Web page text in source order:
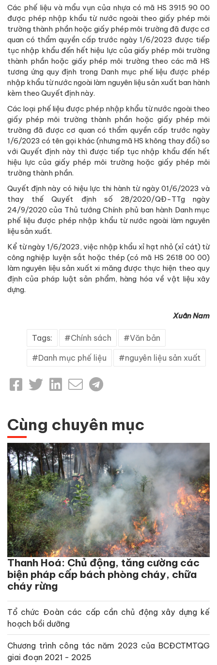
Các phế liệu và mẩu vụn của nhựa có mã HS 3915 90 00
được phép nhập khẩu từ nước ngoài theo giấy phép môi
trường thành phần hoặc giấy phép môi trường đã được cơ
quan có thẩm quyền cấp trước ngày 1/6/2023 được tiếp
tục nhập khẩu đến hết hiệu lực của giấy phép môi trường
thành phần hoặc giấy phép môi trường theo các mã HS
tương ứng quy định trong Danh mục phế liệu được phép
nhập khẩu từ nước ngoài làm nguyên liệu sản xuất ban hành
kèm theo Quyết định này.
Các loại phế liệu được phép nhập khẩu từ nước ngoài theo
giấy phép môi trường thành phần hoặc giấy phép môi
trường đã được cơ quan có thẩm quyền cấp trước ngày
1/6/2023 có tên gọi khác (nhưng mã HS không thay đổi) so
với Quyết định này thì được tiếp tục nhập khẩu đến hết
hiệu lực của giấy phép môi trường hoặc giấy phép môi
trường thành phần.
Quyết định này có hiệu lực thi hành từ ngày 01/6/2023 và
thay thế Quyết định số 28/2020/QĐ-TTg ngày
24/9/2020 của Thủ tướng Chính phủ ban hành Danh mục
phế liệu được phép nhập khẩu từ nước ngoài làm nguyên
liệu sản xuất.
Kể từ ngày 1/6/2023, việc nhập khẩu xỉ hạt nhỏ (xỉ cát) từ
công nghiệp luyện sắt hoặc thép (có mã HS 2618 00 00)
làm nguyên liệu sản xuất xi măng được thực hiện theo quy
định của pháp luật sản phẩm, hàng hóa về vật liệu xây
dựng.
Xuân Nam
Tags: Chính sách Văn bản
Danh mục phế liệu nguyên liệu sản xuất
Cùng chuyên mục
Thanh Hoá: Chủ động, tăng cường các
biện pháp cấp bách phòng cháy, chữa
cháy rừng
Tổ chức Đoàn các cấp cần chủ động xây dựng kế
hoạch bồi dưỡng
Chương trình công tác năm 2023 của BCĐCTMTQG
giai đoạn 2021 - 2025